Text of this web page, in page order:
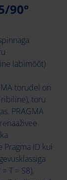
90°
läbimõõt)
torudel on
toru
PRAGMA
ID kui
T = S8),